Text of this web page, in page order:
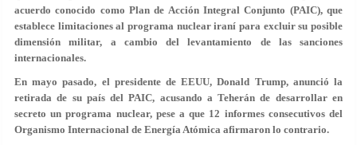
acuerdo conocido como Plan de Acción Integral Conjunto (PAIC), que
establece limitaciones al programa nuclear iraní para excluir su posible
dimensión militar, a cambio del levantamiento de las sanciones
internacionales.
En mayo pasado, el presidente de EEUU, Donald Trump, anunció la
retirada de su país del PAIC, acusando a Teherán de desarrollar en
secreto un programa nuclear, pese a que 12 informes consecutivos del
Organismo Internacional de Energía Atómica afirmaron lo contrario.